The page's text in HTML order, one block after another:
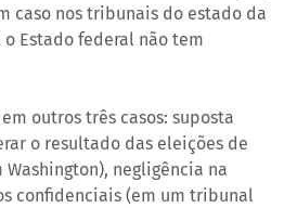
caso nos tribunais do estado da
Estado federal não tem
outros três casos: suposta
o resultado das eleições de
Washington), negligência na
confidenciais (em um tribunal